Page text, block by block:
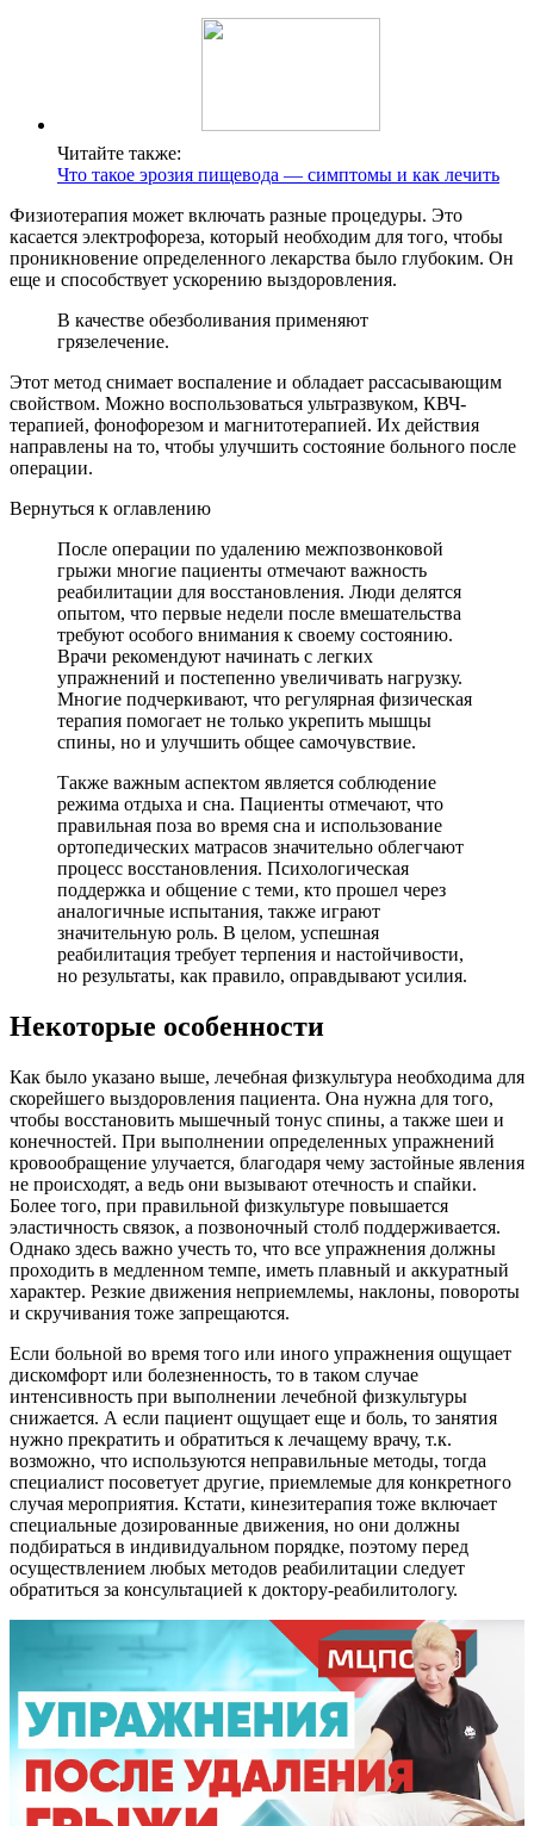
Читайте также:
Что такое эрозия пищевода — симптомы и как лечить
Физиотерапия может включать разные процедуры. Это
касается электрофореза, который необходим для того, чтобы
проникновение определенного лекарства было глубоким. Он
еще и способствует ускорению выздоровления.
В качестве обезболивания применяют
грязелечение.
Этот метод снимает воспаление и обладает рассасывающим
свойством. Можно воспользоваться ультразвуком, КВЧ-
терапией, фонофорезом и магнитотерапией. Их действия
направлены на то, чтобы улучшить состояние больного после
операции.
Вернуться к оглавлению
После операции по удалению межпозвонковой
грыжи многие пациенты отмечают важность
реабилитации для восстановления. Люди делятся
опытом, что первые недели после вмешательства
требуют особого внимания к своему состоянию.
Врачи рекомендуют начинать с легких
упражнений и постепенно увеличивать нагрузку.
Многие подчеркивают, что регулярная физическая
терапия помогает не только укрепить мышцы
спины, но и улучшить общее самочувствие.
Также важным аспектом является соблюдение
режима отдыха и сна. Пациенты отмечают, что
правильная поза во время сна и использование
ортопедических матрасов значительно облегчают
процесс восстановления. Психологическая
поддержка и общение с теми, кто прошел через
аналогичные испытания, также играют
значительную роль. В целом, успешная
реабилитация требует терпения и настойчивости,
но результаты, как правило, оправдывают усилия.
Некоторые особенности
Как было указано выше, лечебная физкультура необходима для
скорейшего выздоровления пациента. Она нужна для того,
чтобы восстановить мышечный тонус спины, а также шеи и
конечностей. При выполнении определенных упражнений
кровообращение улучается, благодаря чему застойные явления
не происходят, а ведь они вызывают отечность и спайки.
Более того, при правильной физкультуре повышается
эластичность связок, а позвоночный столб поддерживается.
Однако здесь важно учесть то, что все упражнения должны
проходить в медленном темпе, иметь плавный и аккуратный
характер. Резкие движения неприемлемы, наклоны, повороты
и скручивания тоже запрещаются.
Если больной во время того или иного упражнения ощущает
дискомфорт или болезненность, то в таком случае
интенсивность при выполнении лечебной физкультуры
снижается. А если пациент ощущает еще и боль, то занятия
нужно прекратить и обратиться к лечащему врачу, т.к.
возможно, что используются неправильные методы, тогда
специалист посоветует другие, приемлемые для конкретного
случая мероприятия. Кстати, кинезитерапия тоже включает
специальные дозированные движения, но они должны
подбираться в индивидуальном порядке, поэтому перед
осуществлением любых методов реабилитации следует
обратиться за консультацией к доктору-реабилитологу.